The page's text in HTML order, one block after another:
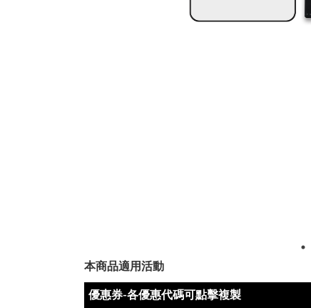
本商品適用活動
優惠券-各優惠代碼可點擊複製